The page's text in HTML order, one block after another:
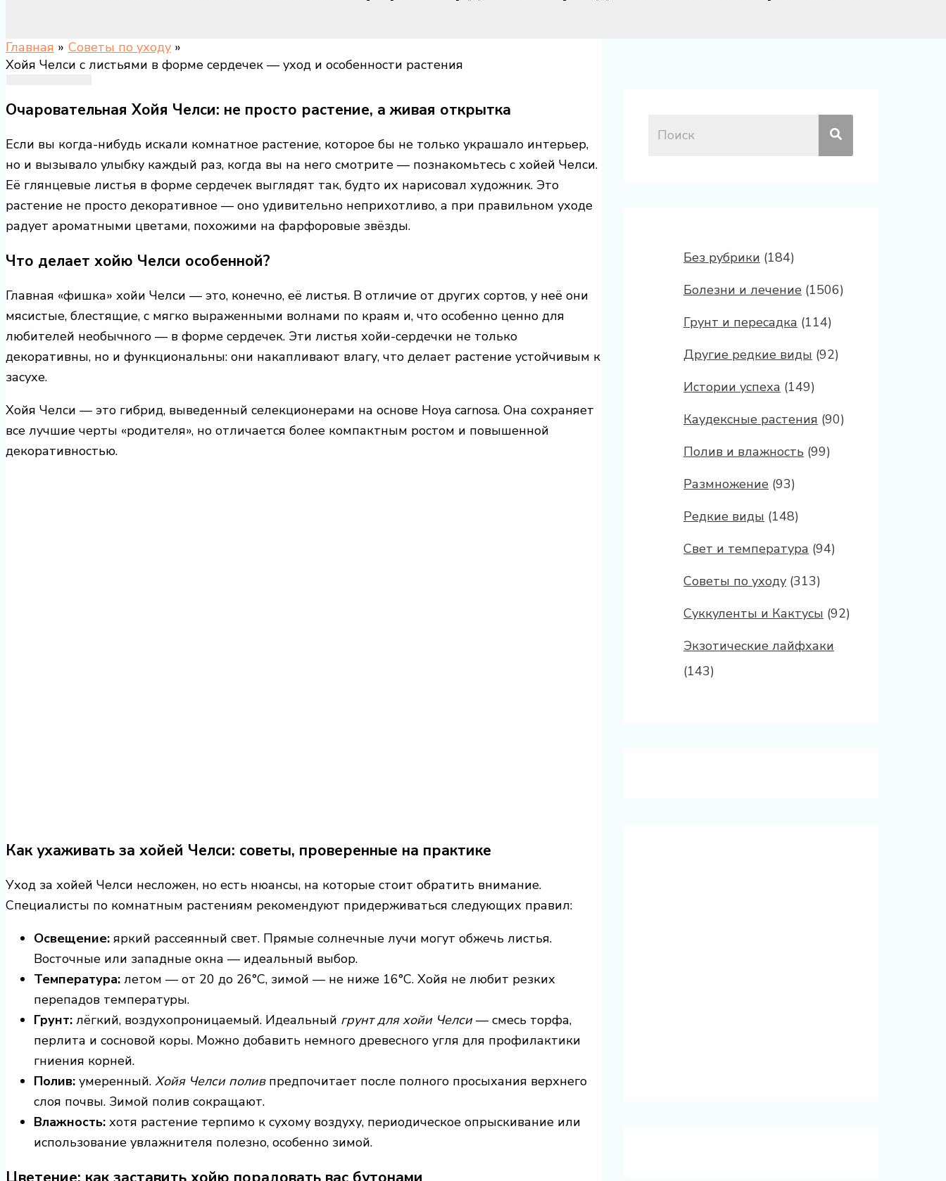
Главная
Советы по уходу
Хойя Челси с листьями в форме сердечек — уход и особенности растения
Очаровательная Хойя Челси: не просто растение, а живая открытка
Если вы когда-нибудь искали комнатное растение, которое бы не только украшало интерьер,
но и вызывало улыбку каждый раз, когда вы на него смотрите — познакомьтесь с хойей Челси.
Её глянцевые листья в форме сердечек выглядят так, будто их нарисовал художник. Это
растение не просто декоративное — оно удивительно неприхотливо, а при правильном уходе
радует ароматными цветами, похожими на фарфоровые звёзды.
Что делает хойю Челси особенной?
Главная «фишка» хойи Челси — это, конечно, её листья. В отличие от других сортов, у неё они
мясистые, блестящие, с мягко выраженными волнами по краям и, что особенно ценно для
любителей необычного — в форме сердечек. Эти листья хойи-сердечки не только
декоративны, но и функциональны: они накапливают влагу, что делает растение устойчивым к
засухе.
Хойя Челси — это гибрид, выведенный селекционерами на основе Hoya carnosa. Она сохраняет
все лучшие черты «родителя», но отличается более компактным ростом и повышенной
декоративностью.
Как ухаживать за хойей Челси: советы, проверенные на практике
Уход за хойей Челси несложен, но есть нюансы, на которые стоит обратить внимание.
Специалисты по комнатным растениям рекомендуют придерживаться следующих правил:
Освещение: яркий рассеянный свет. Прямые солнечные лучи могут обжечь листья.
Восточные или западные окна — идеальный выбор.
Температура: летом — от 20 до 26°C, зимой — не ниже 16°C. Хойя не любит резких
перепадов температуры.
Грунт: лёгкий, воздухопроницаемый. Идеальный грунт для хойи Челси— смесь торфа,
перлита и сосновой коры. Можно добавить немного древесного угля для профилактики
гниения корней.
Полив: умеренный. Хойя Челси поливпредпочитает после полного просыхания верхнего
слоя почвы. Зимой полив сокращают.
Влажность: хотя растение терпимо к сухому воздуху, периодическое опрыскивание или
использование увлажнителя полезно, особенно зимой.
Без рубрики (184)
Болезни и лечение (1506)
Грунт и пересадка (114)
Другие редкие виды (92)
Истории успеха (149)
Каудексные растения (90)
Полив и влажность (99)
Размножение (93)
Редкие виды (148)
Свет и температура (94)
Советы по уходу (313)
Суккуленты и Кактусы (92)
Экзотические лайфхаки
(143)